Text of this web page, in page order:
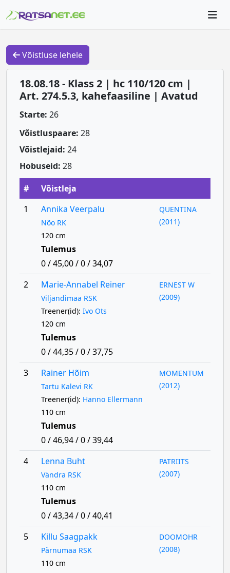
Võistluse lehele
18.08.18 - Klass 2 | hc 110/120 cm |
Art. 274.5.3, kahefaasiline | Avatud
Starte: 26
Võistluspaare: 28
Võistlejaid: 24
Hobuseid: 28
#
Võistleja
1
Annika Veerpalu
Nõo RK
120 cm
QUENTINA
(2011)
Tulemus
0 / 45,00 / 0 / 34,07
2
Marie-Annabel Reiner
Viljandimaa RSK
Treener(id): Ivo Ots
120 cm
ERNEST W
(2009)
Tulemus
0 / 44,35 / 0 / 37,75
3
Rainer Hõim
Tartu Kalevi RK
Treener(id): Hanno Ellermann
110 cm
MOMENTUM
(2012)
Tulemus
0 / 46,94 / 0 / 39,44
4
Lenna Buht
Vändra RSK
110 cm
PATRIITS
(2007)
Tulemus
0 / 43,34 / 0 / 40,41
5
Killu Saagpakk
Pärnumaa RSK
110 cm
DOOMOHR
(2008)